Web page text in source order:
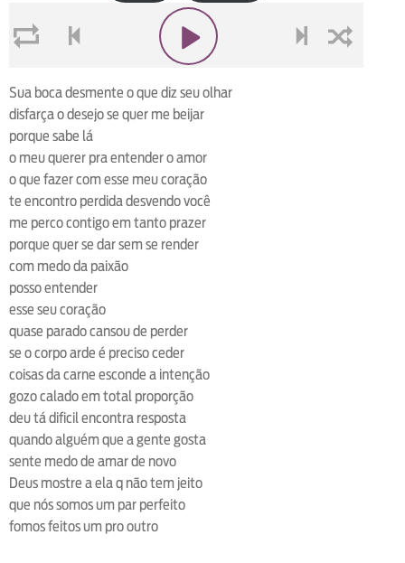
Sua boca desmente o que diz seu olhar
disfarça o desejo se quer me beijar
porque sabe lá
o meu querer pra entender o amor
o que fazer com esse meu coração
te encontro perdida desvendo você
me perco contigo em tanto prazer
porque quer se dar sem se render
com medo da paixão
posso entender
esse seu coração
quase parado cansou de perder
se o corpo arde é preciso ceder
coisas da carne esconde a intenção
gozo calado em total proporção
deu tá dificil encontra resposta
quando alguém que a gente gosta
sente medo de amar de novo
Deus mostre a ela q não tem jeito
que nós somos um par perfeito
fomos feitos um pro outro